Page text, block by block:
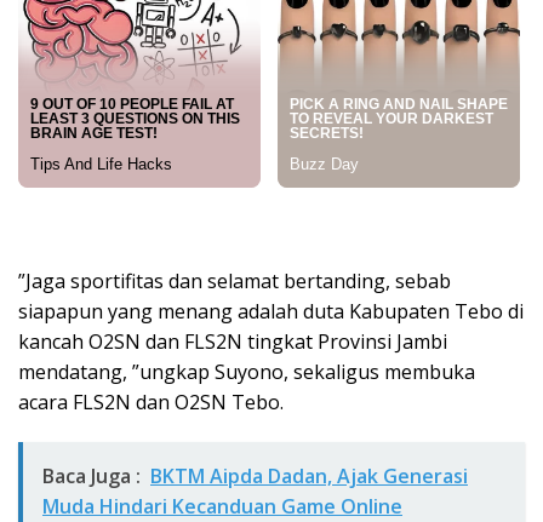
”Jaga sportifitas dan selamat bertanding, sebab
siapapun yang menang adalah duta Kabupaten Tebo di
kancah O2SN dan FLS2N tingkat Provinsi Jambi
mendatang, ”ungkap Suyono, sekaligus membuka
acara FLS2N dan O2SN Tebo.
Baca Juga : BKTM Aipda Dadan, Ajak Generasi
Muda Hindari Kecanduan Game Online